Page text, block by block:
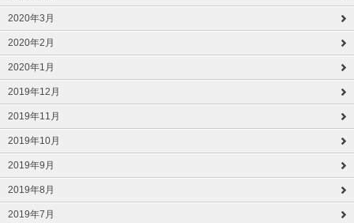
2020年3月
2020年2月
2020年1月
2019年12月
2019年11月
2019年10月
2019年9月
2019年8月
2019年7月